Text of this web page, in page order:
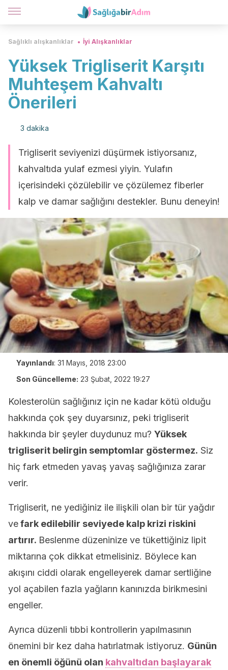
Sağlıklı alışkanlıklar İyi Alışkanlıklar
Yüksek Trigliserit Karşıtı
Muhteşem Kahvaltı
Önerileri
3 dakika
Trigliserit seviyenizi düşürmek istiyorsanız,
kahvaltıda yulaf ezmesi yiyin. Yulafın
içerisindeki çözülebilir ve çözülemez fiberler
kalp ve damar sağlığını destekler. Bunu deneyin!
Yayınlandı: 31 Mayıs, 2018 23:00
Son Güncelleme: 23 Şubat, 2022 19:27
Kolesterolün sağlığınız için ne kadar kötü olduğu
hakkında çok şey duyarsınız, peki trigliserit
hakkında bir şeyler duydunuz mu? Yüksek
trigliserit belirgin semptomlar göstermez. Siz
hiç fark etmeden yavaş yavaş sağlığınıza zarar
verir.
Trigliserit, ne yediğiniz ile ilişkili olan bir tür yağdır
vefark edilebilir seviyede kalp krizi riskini
artırır. Beslenme düzeninize ve tükettiğiniz lipit
miktarına çok dikkat etmelisiniz. Böylece kan
akışını ciddi olarak engelleyerek damar sertliğine
yol açabilen fazla yağların kanınızda birikmesini
engeller.
Ayrıca düzenli tıbbi kontrollerin yapılmasının
önemini bir kez daha hatırlatmak istiyoruz. Günün
en önemli öğünü olan kahvaltıdan başlayarak